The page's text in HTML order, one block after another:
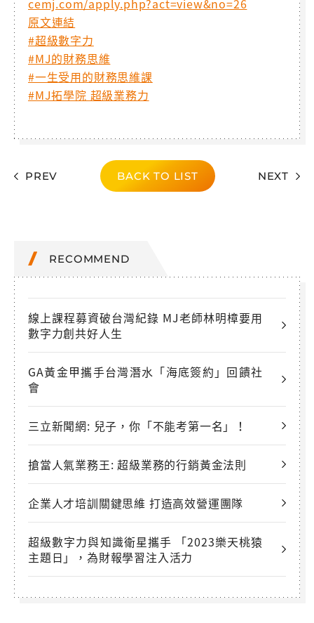
原文連結
#超級數字力
#MJ的財務思維
#一生受用的財務思維課
#MJ拓學院 超級業務力
PREV BACK TO LIST NEXT
RECOMMEND
線上課程募資破台灣紀錄 MJ老師林明樟要用
數字力創共好人生
GA黃金甲攜手台灣潛水「海底簽約」回饋社
會
三立新聞網: 兒子，你「不能考第一名」！
搶當人氣業務王: 超級業務的行銷黃金法則
企業人才培訓關鍵思維 打造高效營運團隊
超級數字力與知識衛星攜手 「2023樂天桃猿
主題日」，為財報學習注入活力